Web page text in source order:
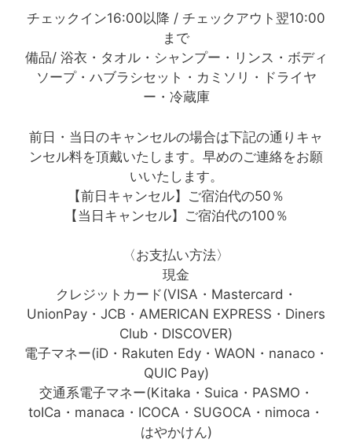
チェックイン16:00以降 / チェックアウト翌10:00
まで
備品/ 浴衣・タオル・シャンプー・リンス・ボディ
ソープ・ハブラシセット・カミソリ・ドライヤ
ー・冷蔵庫
前日・当日のキャンセルの場合は下記の通りキャ
ンセル料を頂戴いたします。早めのご連絡をお願
いいたします。
【前日キャンセル】ご宿泊代の50％
【当日キャンセル】ご宿泊代の100％
〈お支払い方法〉
現金
クレジットカード(VISA・Mastercard・
UnionPay・JCB・AMERICAN EXPRESS・Diners
Club・DISCOVER)
電子マネー(iD・Rakuten Edy・WAON・nanaco・
QUIC Pay)
交通系電子マネー(Kitaka・Suica・PASMO・
toICa・manaca・ICOCA・SUGOCA・nimoca・
はやかけん)